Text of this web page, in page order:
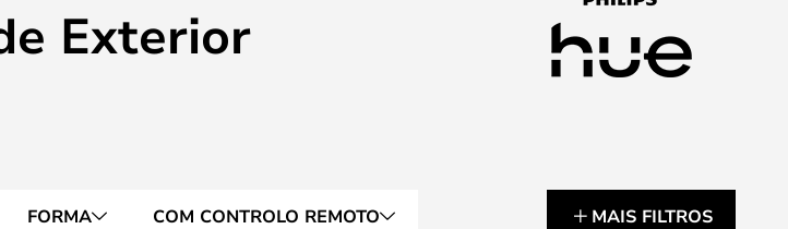
Exterior
FORMA COM CONTROLO REMOTO MAIS FILTROS